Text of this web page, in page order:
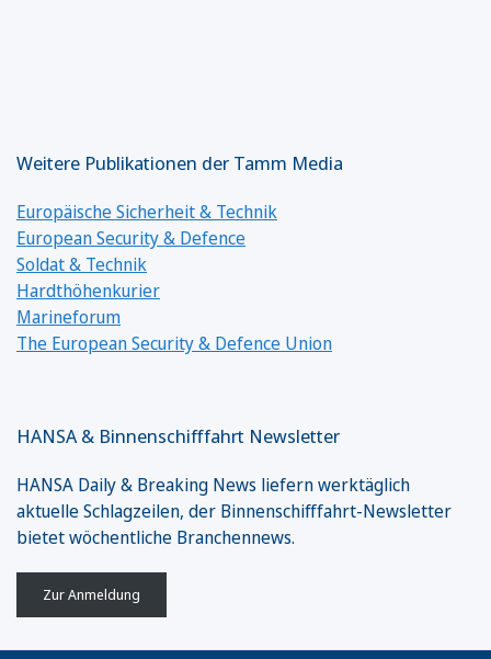
Weitere Publikationen der Tamm Media
Europäische Sicherheit & Technik
European Security & Defence
Soldat & Technik
Hardthöhenkurier
Marineforum
The European Security & Defence Union
HANSA & Binnenschifffahrt Newsletter
HANSA Daily & Breaking News liefern werktäglich
aktuelle Schlagzeilen, der Binnenschifffahrt-Newsletter
bietet wöchentliche Branchennews.
Zur Anmeldung